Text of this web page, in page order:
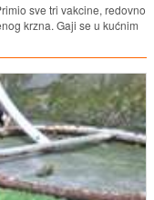
sve tri vakcine, redovno
krzna. Gaji se u kućnim